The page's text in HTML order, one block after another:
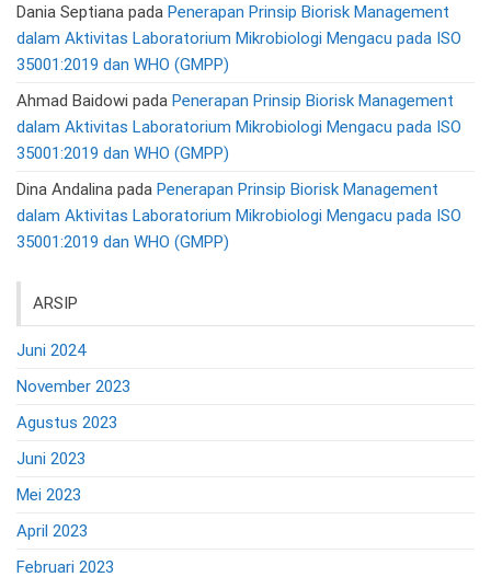
Dania Septiana pada Penerapan Prinsip Biorisk Management
dalam Aktivitas Laboratorium Mikrobiologi Mengacu pada ISO
35001:2019 dan WHO (GMPP)
Ahmad Baidowi pada Penerapan Prinsip Biorisk Management
dalam Aktivitas Laboratorium Mikrobiologi Mengacu pada ISO
35001:2019 dan WHO (GMPP)
Dina Andalina pada Penerapan Prinsip Biorisk Management
dalam Aktivitas Laboratorium Mikrobiologi Mengacu pada ISO
35001:2019 dan WHO (GMPP)
ARSIP
Juni 2024
November 2023
Agustus 2023
Juni 2023
Mei 2023
April 2023
Februari 2023